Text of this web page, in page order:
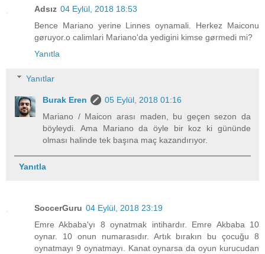
Adsız 04 Eylül, 2018 18:53
Bence Mariano yerine Linnes oynamali. Herkez Maiconu
gøruyor.o calimlari Mariano'da yedigini kimse gørmedi mi?
Yanıtla
Yanıtlar
Burak Eren
05 Eylül, 2018 01:16
Mariano / Maicon arası maden, bu geçen sezon da
böyleydi. Ama Mariano da öyle bir koz ki gününde
olması halinde tek başına maç kazandırıyor.
Yanıtla
SoccerGuru 04 Eylül, 2018 23:19
Emre Akbaba'yı 8 oynatmak intihardır. Emre Akbaba 10
oynar. 10 onun numarasıdır. Artık bırakın bu çocuğu 8
oynatmayı 9 oynatmayı. Kanat oynarsa da oyun kurucudan